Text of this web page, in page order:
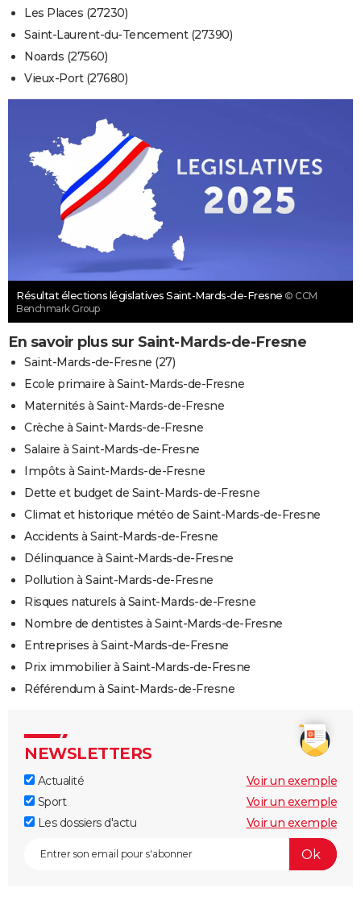
Les Places (27230)
Saint-Laurent-du-Tencement (27390)
Noards (27560)
Vieux-Port (27680)
Résultat élections législatives Saint-Mards-de-Fresne © CCM
Benchmark Group
En savoir plus sur Saint-Mards-de-Fresne
Saint-Mards-de-Fresne (27)
Ecole primaire à Saint-Mards-de-Fresne
Maternités à Saint-Mards-de-Fresne
Crèche à Saint-Mards-de-Fresne
Salaire à Saint-Mards-de-Fresne
Impôts à Saint-Mards-de-Fresne
Dette et budget de Saint-Mards-de-Fresne
Climat et historique météo de Saint-Mards-de-Fresne
Accidents à Saint-Mards-de-Fresne
Délinquance à Saint-Mards-de-Fresne
Pollution à Saint-Mards-de-Fresne
Risques naturels à Saint-Mards-de-Fresne
Nombre de dentistes à Saint-Mards-de-Fresne
Entreprises à Saint-Mards-de-Fresne
Prix immobilier à Saint-Mards-de-Fresne
Référendum à Saint-Mards-de-Fresne
NEWSLETTERS
Actualité
Voir un exemple
Sport
Voir un exemple
Les dossiers d'actu
Voir un exemple